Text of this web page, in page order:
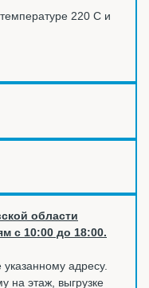
220 С и
области
с 10:00 до 18:00.
адресу.
на этаж, выгрузке